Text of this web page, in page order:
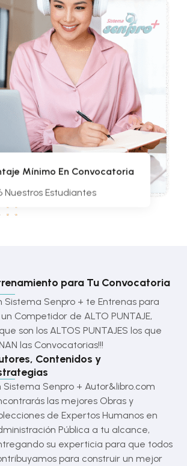
Mínimo En Convocatoria
Nuestros Estudiantes
para Tu Convocatoria
Sistema Senpro + te Entrenas para
Competidor de ALTO PUNTAJE,
son los ALTOS PUNTAJES los que
las Convocatorias!!!
Contenidos y
Sistema Senpro + Autor&libro.com
las mejores Obras y
de Expertos Humanos en
Pública a tu alcance,
su experticia para que todos
para construir un mejor